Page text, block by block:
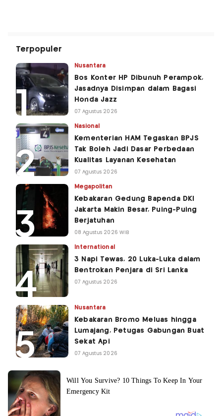
Terpopuler
Nusantara
Bos Konter HP Dibunuh Perampok,
Jasadnya Disimpan dalam Bagasi
Honda Jazz
07 Agustus 2026
Nasional
Kementerian HAM Tegaskan BPJS
Tak Boleh Jadi Dasar Perbedaan
Kualitas Layanan Kesehatan
07 Agustus 2026
Megapolitan
Kebakaran Gedung Bapenda DKI
Jakarta Makin Besar, Puing-Puing
Berjatuhan
08 Agustus 2026 WIB
International
3 Napi Tewas, 20 Luka-Luka dalam
Bentrokan Penjara di Sri Lanka
07 Agustus 2026
Nusantara
Kebakaran Bromo Meluas hingga
Lumajang, Petugas Gabungan Buat
Sekat Api
07 Agustus 2026